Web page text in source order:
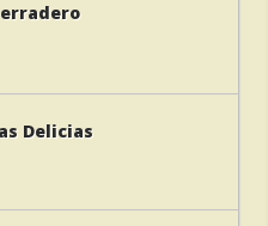
Delicias